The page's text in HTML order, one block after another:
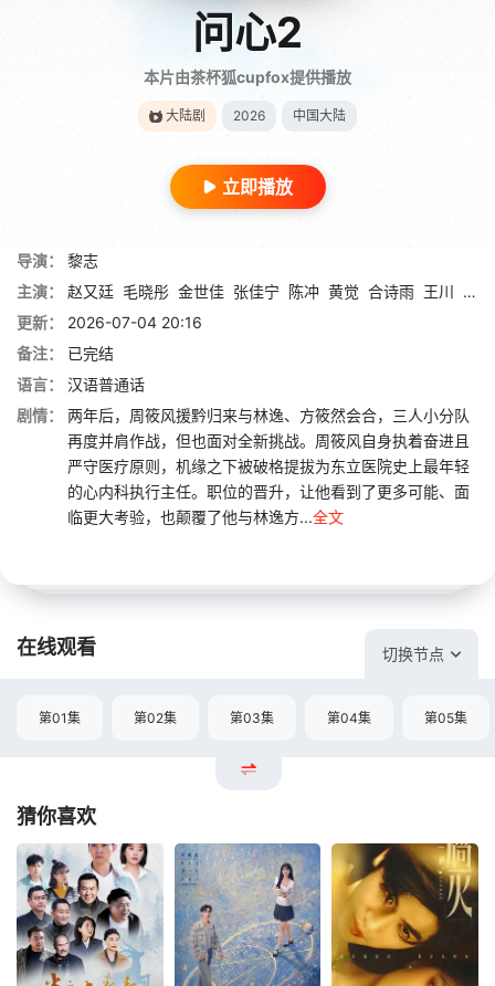
问心2
本片由茶杯狐cupfox提供播放
大陆剧 2026 中国大陆
立即播放
导演：
黎志
主演：
赵又廷 毛晓彤 金世佳 张佳宁 陈冲 黄觉 合诗雨 王川 孙
更新：
2026-07-04 20:16
备注：
已完结
语言：
汉语普通话
剧情：
两年后，周筱风援黔归来与林逸、方筱然会合，三人小分队
再度并肩作战，但也面对全新挑战。周筱风自身执着奋进且
严守医疗原则，机缘之下被破格提拔为东立医院史上最年轻
的心内科执行主任。职位的晋升，让他看到了更多可能、面
临更大考验，也颠覆了他与林逸方...全文
在线观看 切换节点
第01集 第02集 第03集 第04集 第05集
猜你喜欢